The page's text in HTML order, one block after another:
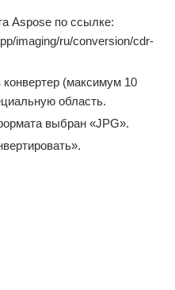
Aspose по ссылке:
imaging/ru/conversion/cdr-
(максимум 10
область.
выбран «JPG».